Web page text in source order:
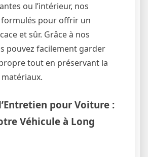
ou l’intérieur, nos
pour offrir un
et sûr. Grâce à nos
pouvez facilement garder
tout en préservant la
pour Voiture :
Véhicule à Long